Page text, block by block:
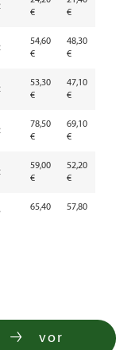
€
€
54,60
€
48,30
€
53,30
€
47,10
€
78,50
€
69,10
€
59,00
€
52,20
€
65,40
57,80
vor